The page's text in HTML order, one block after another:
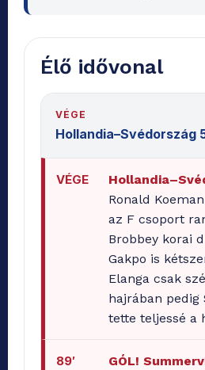
Élő idővonal
VÉGE
Hollandia–Svédország
VÉGE
Ronald
az F csoport
Brobbey korai
Gakpo is
Elanga csak
hajrában
tette teljessé a
89′
GÓL!